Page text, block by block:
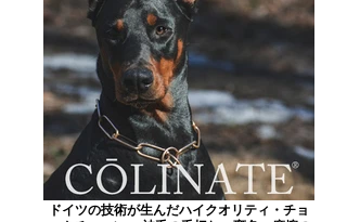
ドイツの技術が生んだハイクオリティ・チョ